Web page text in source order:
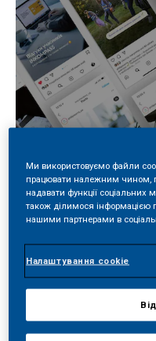
Поділитись
Навколо
міфів та
виключення.
Ми використовуємо файли
працювати належним чином,
надавати функції соціальних
також ділимося інформацією
нашими партнерами в
Налаштування cookie